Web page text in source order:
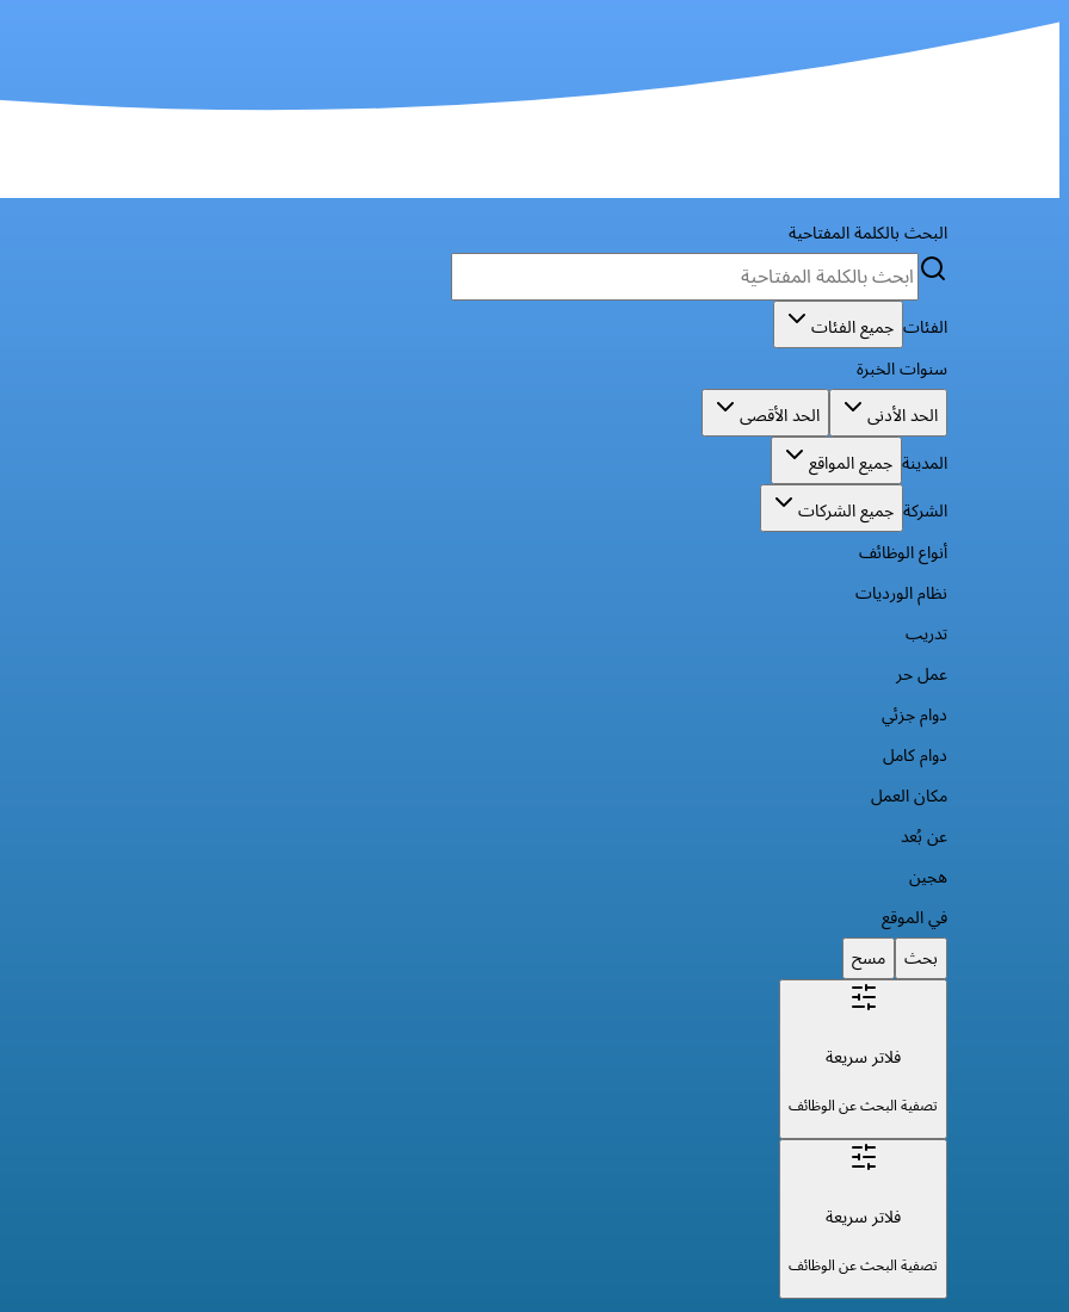
البحث بالكلمة المفتاحية
الفئات جميع الفئات
سنوات الخبرة
الحد الأدنى
الحد الأقصى
المدينة جميع المواقع
الشركة جميع الشركات
أنواع الوظائف
نظام الورديات
تدريب
عمل حر
دوام جزئي
دوام كامل
مكان العمل
عن بُعد
هجين
في الموقع
بحث مسح
فلاتر سريعة
تصفية البحث عن الوظائف
فلاتر سريعة
تصفية البحث عن الوظائف